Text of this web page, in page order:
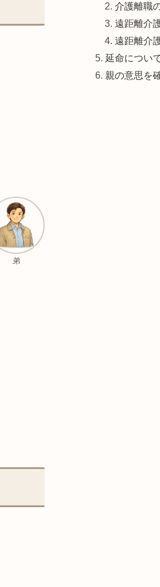
弟
介護離職
遠距離介
遠距離介
延命につい
親の意思を